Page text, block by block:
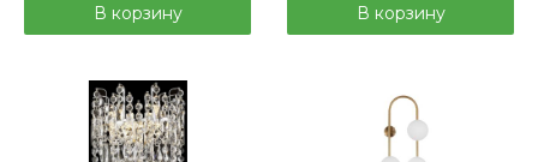
В корзину В корзину